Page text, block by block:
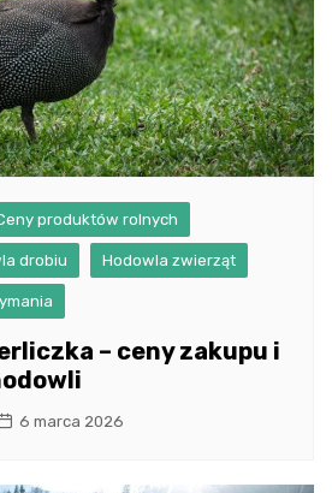
produktów rolnych
drobiu Hodowla zwierząt
– ceny zakupu i
6 marca 2026